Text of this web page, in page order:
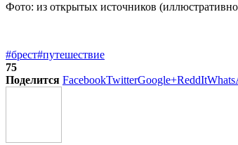
Фото: из открытых источников
#брест#путешествие
75
Поделится FacebookTwitterGoogle+ReddIt